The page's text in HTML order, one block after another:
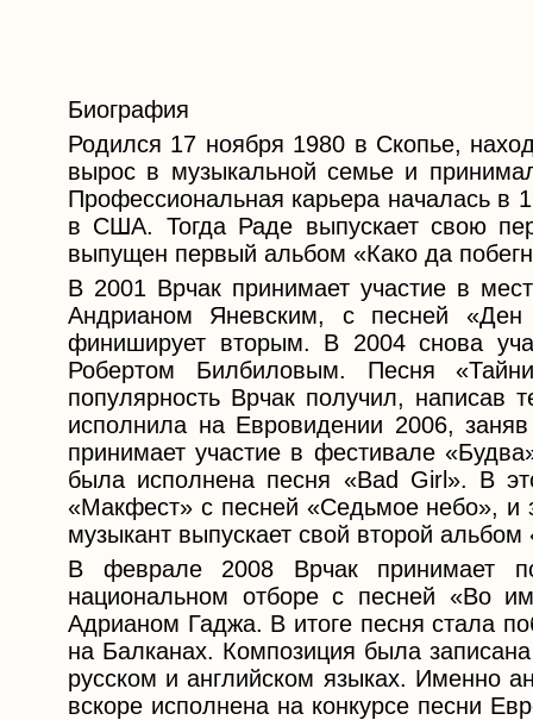
Биография
Родился 17 ноября 1980 в Скопье,
вырос в музыкальной семье и
Профессиональная карьера началась в
в США. Тогда Раде выпускает свою
выпущен ​​первый альбом «Како да
В 2001 Врчак принимает участие в
Андрианом Яневским, с песней
финиширует вторым. В 2004 снова
Робертом Билбиловым. Песня
популярность Врчак получил, написав
исполнила на Евровидении 2006,
принимает участие в фестивале
была исполнена песня «Bad Girl». В
«Макфест» с песней «Седьмое небо», и
музыкант выпускает свой второй альбом
В феврале 2008 Врчак принимает
национальном отборе с песней «Во
Адрианом Гаджа. В итоге песня стала
на Балканах. Композиция была
русском и английском языках. Именно
вскоре исполнена на конкурсе песни